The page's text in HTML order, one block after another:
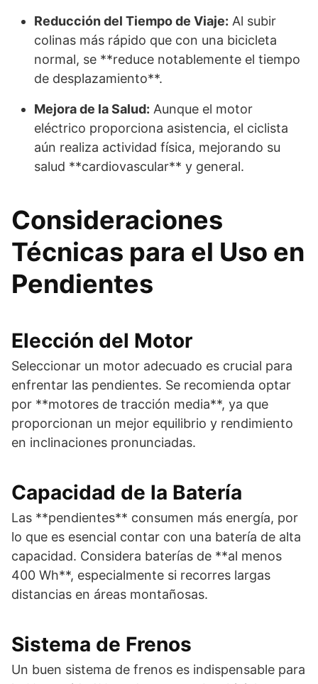
Reducción del Tiempo de Viaje: Al subir
colinas más rápido que con una bicicleta
normal, se **reduce notablemente el tiempo
de desplazamiento**.
Mejora de la Salud: Aunque el motor
eléctrico proporciona asistencia, el ciclista
aún realiza actividad física, mejorando su
salud **cardiovascular** y general.
Consideraciones
Técnicas para el Uso en
Pendientes
Elección del Motor
Seleccionar un motor adecuado es crucial para
enfrentar las pendientes. Se recomienda optar
por **motores de tracción media**, ya que
proporcionan un mejor equilibrio y rendimiento
en inclinaciones pronunciadas.
Capacidad de la Batería
Las **pendientes** consumen más energía, por
lo que es esencial contar con una batería de alta
capacidad. Considera baterías de **al menos
400 Wh**, especialmente si recorres largas
distancias en áreas montañosas.
Sistema de Frenos
Un buen sistema de frenos es indispensable para